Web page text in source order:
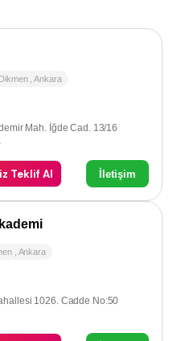
Dikmen ,Ankara
Mah. İğde Cad. 13/16
Teklif Al İletişim
Ankara
1026. Cadde No:50